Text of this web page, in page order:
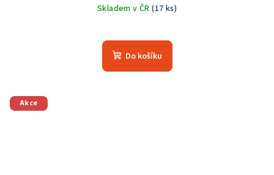
Skladem v ČR(17 ks)
hodnocení
produktu
Do košíku
Akce